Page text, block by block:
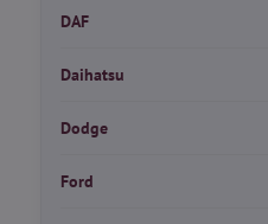
DAF
Daihatsu
Dodge
Ford